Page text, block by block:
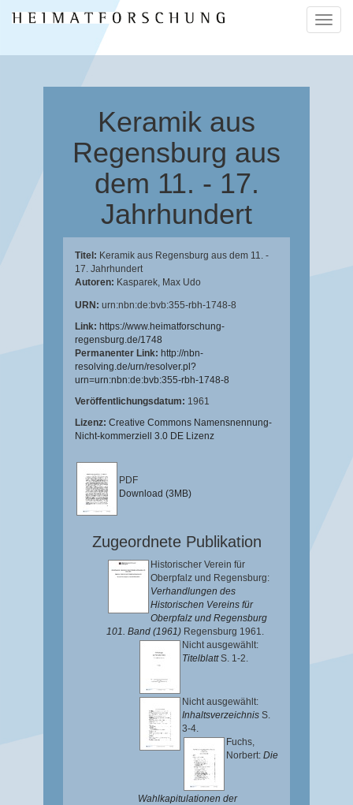
ein-/
Keramik aus
Regensburg aus
dem 11. - 17.
Jahrhundert
Titel: Keramik aus Regensburg aus dem 11. -
17. Jahrhundert
Autoren: Kasparek, Max Udo
URN: urn:nbn:de:bvb:355-rbh-1748-8
Link: https://www.heimatforschung-
regensburg.de/1748
Permanenter Link: http://nbn-
resolving.de/urn/resolver.pl?
urn=urn:nbn:de:bvb:355-rbh-1748-8
Veröffentlichungsdatum: 1961
Lizenz: Creative Commons Namensnennung-
Nicht-kommerziell 3.0 DE Lizenz
PDF
Download (3MB)
Zugeordnete Publikation
Historischer Verein für
Oberpfalz und Regensburg:
Verhandlungen des
Historischen Vereins für
Oberpfalz und Regensburg
101. Band (1961) Regensburg 1961.
Nicht ausgewählt:
TitelblattS. 1-2.
Nicht ausgewählt:
Inhaltsverzeichnis S.
3-4.
Fuchs,
Norbert: Die
Wahlkapitulationen der